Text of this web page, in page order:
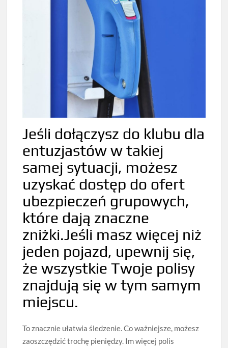
Jeśli dołączysz do klubu dla
entuzjastów w takiej
samej sytuacji, możesz
uzyskać dostęp do ofert
ubezpieczeń grupowych,
które dają znaczne
zniżki.Jeśli masz więcej niż
jeden pojazd, upewnij się,
że wszystkie Twoje polisy
znajdują się w tym samym
miejscu.
To znacznie ułatwia śledzenie. Co ważniejsze, możesz
zaoszczędzić trochę pieniędzy. Im więcej polis